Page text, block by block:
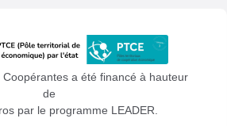
Coopérantes a été financé à hauteur
de
par le programme LEADER.